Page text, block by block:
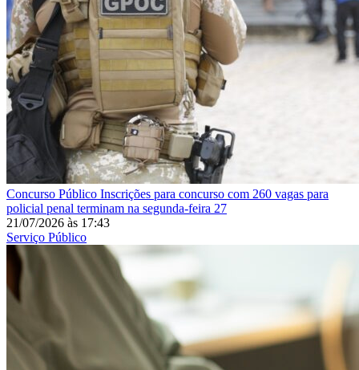
Concurso Público Inscrições para concurso com 260 vagas para
policial penal terminam na segunda-feira 27
21/07/2026 às 17:43
Serviço Público